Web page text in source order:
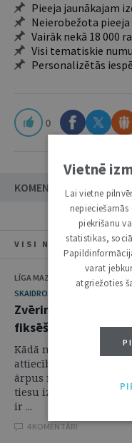
Pieeja jaunākajam
Neierobežota pieeja
Vairāk nekā 18 000
Visi tematiskie
Personalizētās
0
KOMENTĀRI
VISI NUMURA
LĪGA MAZURE
SKAIDROJUMI. VIEDOKĻI
Zvērināta tiesu
fiksēšanu atzīšana
Kādā netiešā
attiecībā uz zvērināta
ārpus izpildu lietām,
tiesu izpildītāja
ir ...
4 KOMENTĀRI
Vietnē
Lai vietne
piekrišanu
statistikas,
varat
atgriežoties